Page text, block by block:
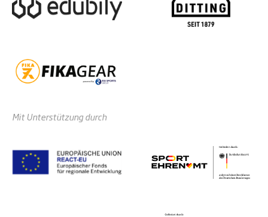
Mit Unterstützung durch